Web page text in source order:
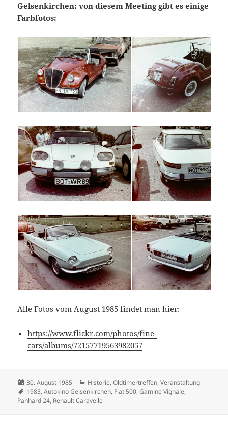
Gelsenkirchen; von diesem Meeting gibt es einige
Farbfotos:
Alle Fotos vom August 1985 findet man hier:
https://www.flickr.com/photos/fine-
cars/albums/72157719563982057
Veröffentlicht
am
30. August 1985 Kategorien
Historie,Oldtimertreffen,Veranstaltung
Schlagwörter
1985,Autokino Gelsenkirchen, Fiat 500,Gamine Vignale,
Panhard 24, Renault Caravelle